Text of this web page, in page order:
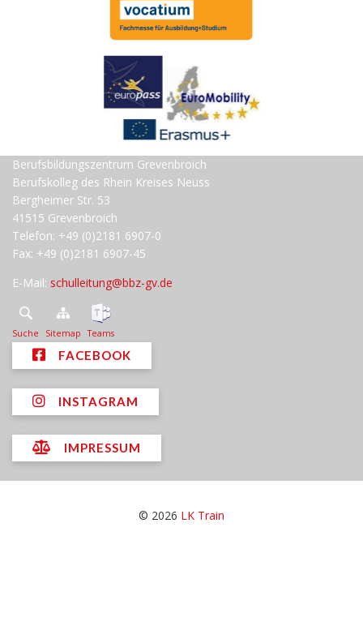
Berufsbildungszentrum Grevenbroich
Berufskolleg des Rhein Kreises Neuss
Bergheimer Str. 53
41515 Grevenbroich
Telefon: +49 (0)2181 6907-0
Fax: +49 (0)2181 6907-45
E-Mail: schulleitung@bbz-gv.de
Suche Sitemap Teams
FACEBOOK
INSTAGRAM
IMPRESSUM
© 2026 LK Train